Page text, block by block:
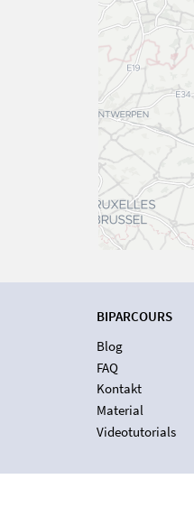
BIPARCOURS
Blog
FAQ
Kontakt
Material
Videotutorials